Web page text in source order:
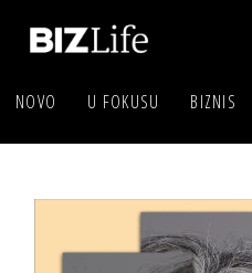
NOVO U FOKUSU BIZNIS